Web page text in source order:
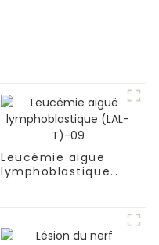
Leucémie aiguë
lymphoblastique